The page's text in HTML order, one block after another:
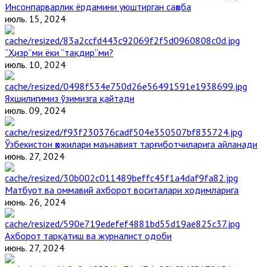
Инсонпарварлик ёрдамини уюштирган саҳоба
июль. 15, 2024
“Ҳизр”ми ёки “тақдир”ми?
июль. 10, 2024
Яхшилигимиз ўзимизга қайтади
июль. 09, 2024
Ўзбекистон ҳожилари маънавият тарғиботчиларига айланади
июнь. 27, 2024
Матбуот ва оммавий ахборот воситалари ходимларига
июнь. 26, 2024
Ахборот тарқатиш ва журналист одоби
июнь. 27, 2024